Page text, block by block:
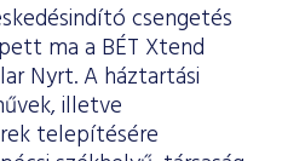
csengetés
ma a BÉT Xtend
Nyrt. A háztartási
illetve
telepítésére